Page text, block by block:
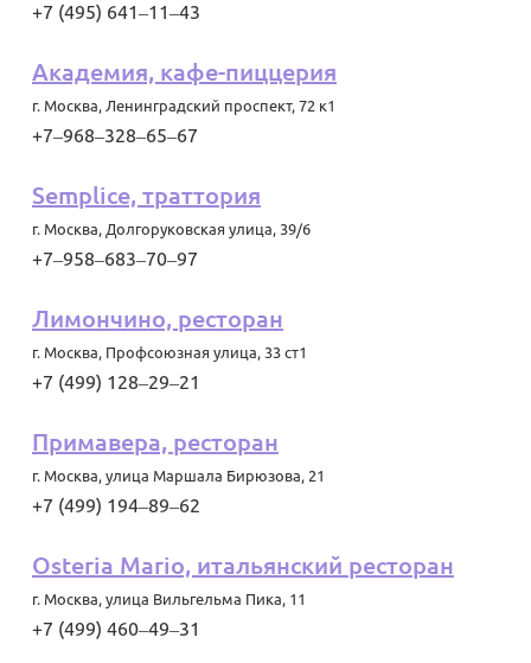
+7 (495) 641‒11‒43
Академия, кафе-пиццерия
г. Москва, Ленинградский проспект, 72 к1
+7‒968‒328‒65‒67
Semplice, траттория
г. Москва, Долгоруковская улица, 39/6
+7‒958‒683‒70‒97
Лимончино, ресторан
г. Москва, Профсоюзная улица, 33 ст1
+7 (499) 128‒29‒21
Примавера, ресторан
г. Москва, улица Маршала Бирюзова, 21
+7 (499) 194‒89‒62
Osteria Mario, итальянский ресторан
г. Москва, улица Вильгельма Пика, 11
+7 (499) 460‒49‒31